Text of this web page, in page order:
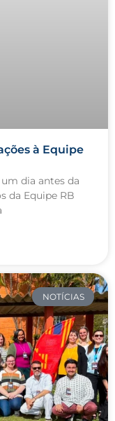
à Equipe
dia antes da
da Equipe RB
NOTÍCIAS